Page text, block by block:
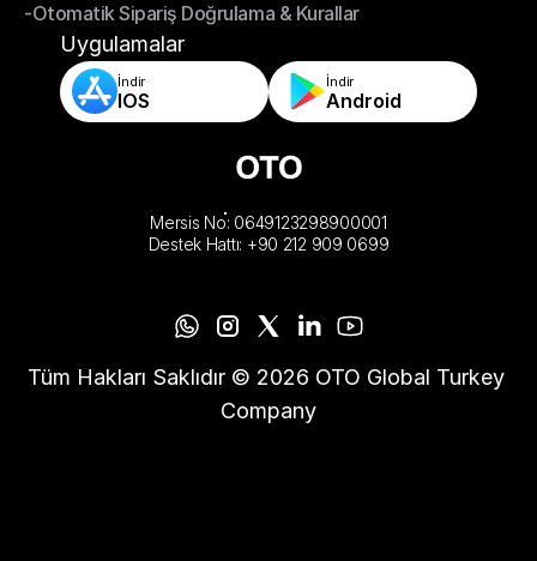
-Mağaza ve Depo Tamamlama Uygulamaları
-Otomatik Sipariş Doğrulama & Kurallar
-Otomatik Sipariş Doğrulama & Kurallar
Uygulamalar
İndir
IOS
İndir
Android
Mersis No: 0649123298900001
Destek Hattı: +90 212 909 0699
Tüm Hakları Saklıdır © 2026 OTO Global Turkey
Company